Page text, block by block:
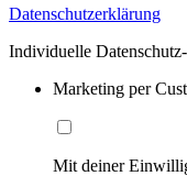
Datenschutzerklärung
Individuelle
Marketing per
Mit deiner